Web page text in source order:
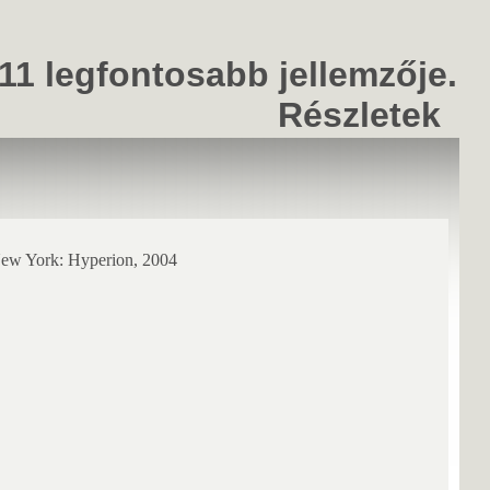
legfontosabb jellemzője.
Részletek
York: Hyperion, 2004